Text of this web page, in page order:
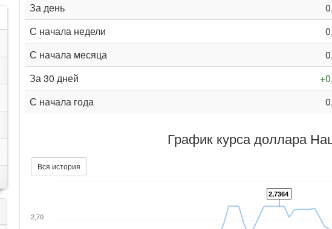
За день
С начала недели
С начала месяца
За 30 дней
С начала года
График курса доллара
Вся история
2,7364
2,70